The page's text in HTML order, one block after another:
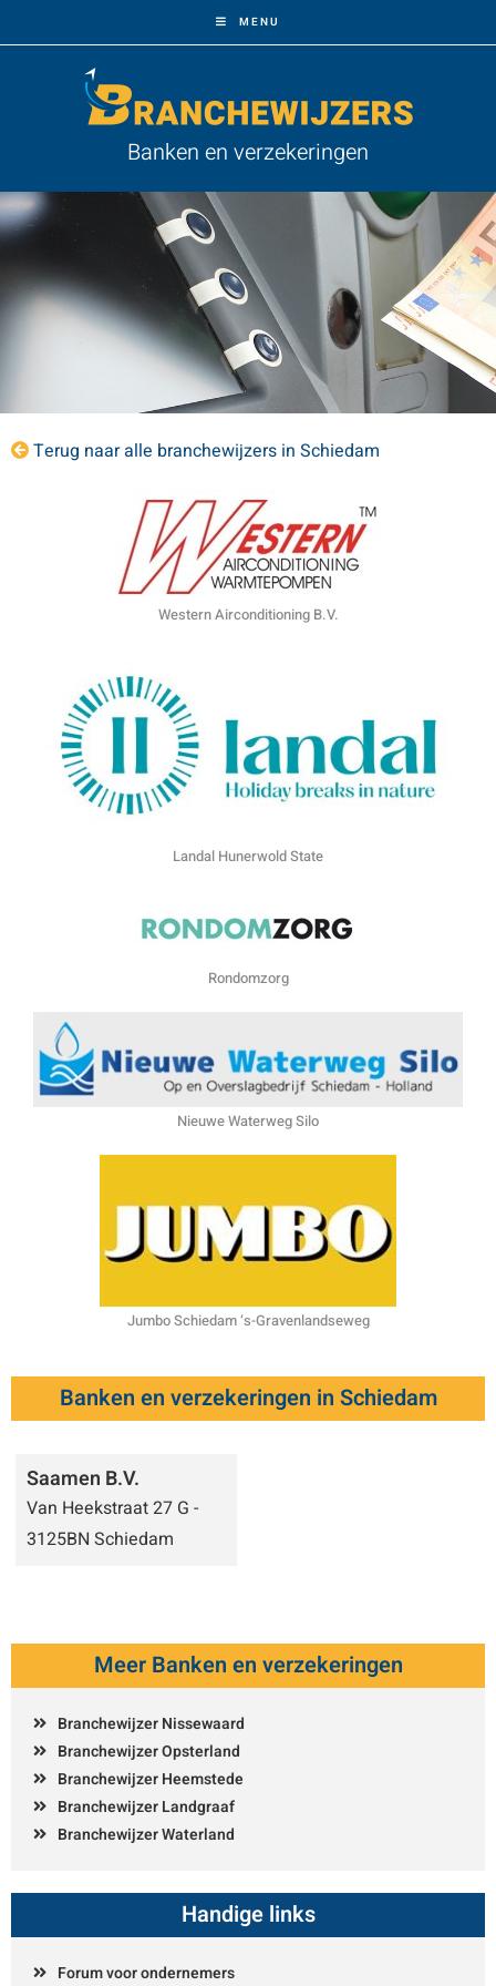
MENU
Banken en verzekeringen
Terug naar alle branchewijzers in Schiedam
Western Airconditioning B.V.
Landal Hunerwold State
Rondomzorg
Nieuwe Waterweg Silo
Jumbo Schiedam ‘s-Gravenlandseweg
Banken en verzekeringen in Schiedam
Saamen B.V.
Van Heekstraat 27 G -
3125BN Schiedam
Meer Banken en verzekeringen
Branchewijzer Nissewaard
Branchewijzer Opsterland
Branchewijzer Heemstede
Branchewijzer Landgraaf
Branchewijzer Waterland
Handige links
Forum voor ondernemers